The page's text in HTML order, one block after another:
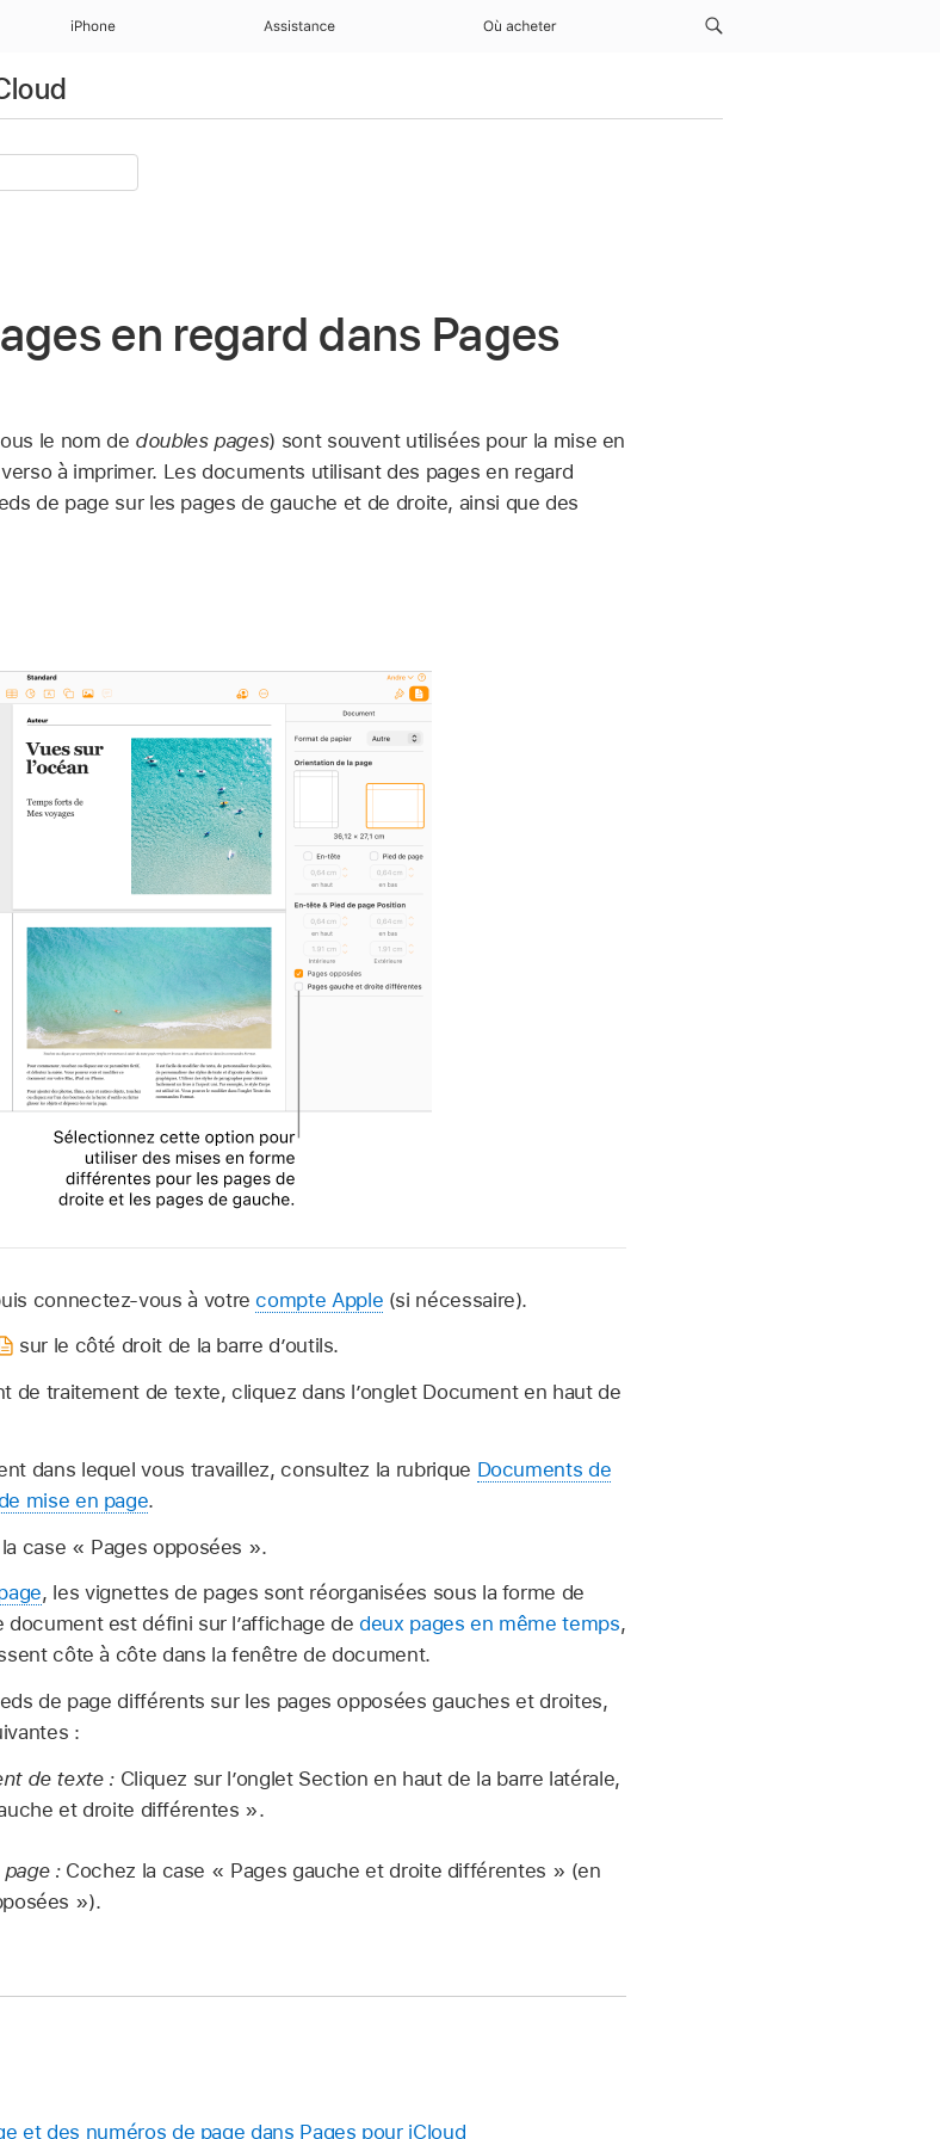
iPhone Assistance Où acheter
en regard dans Pages
le nom de doubles pages) sont souvent utilisées pour la mise en
à imprimer. Les documents utilisant des pages en regard
de page sur les pages de gauche et de droite, ainsi que des
connectez-vous à votrecompte Apple (si nécessaire).
sur le côté droit de la barre d’outils.
de traitement de texte, cliquez dans l’onglet Document en haut de
dans lequel vous travaillez, consultez la rubrique Documents de
mise en page.
case « Pages opposées ».
, les vignettes de pages sont réorganisées sous la forme de
document est défini sur l’affichage dedeux pages en même temps,
côte à côte dans la fenêtre de document.
de page différents sur les pages opposées gauches et droites,
:
de texte : Cliquez sur l’onglet Section en haut de la barre latérale,
et droite différentes ».
: Cochez la case « Pages gauche et droite différentes » (en
»).
et des numéros de page dans Pages pour iCloud